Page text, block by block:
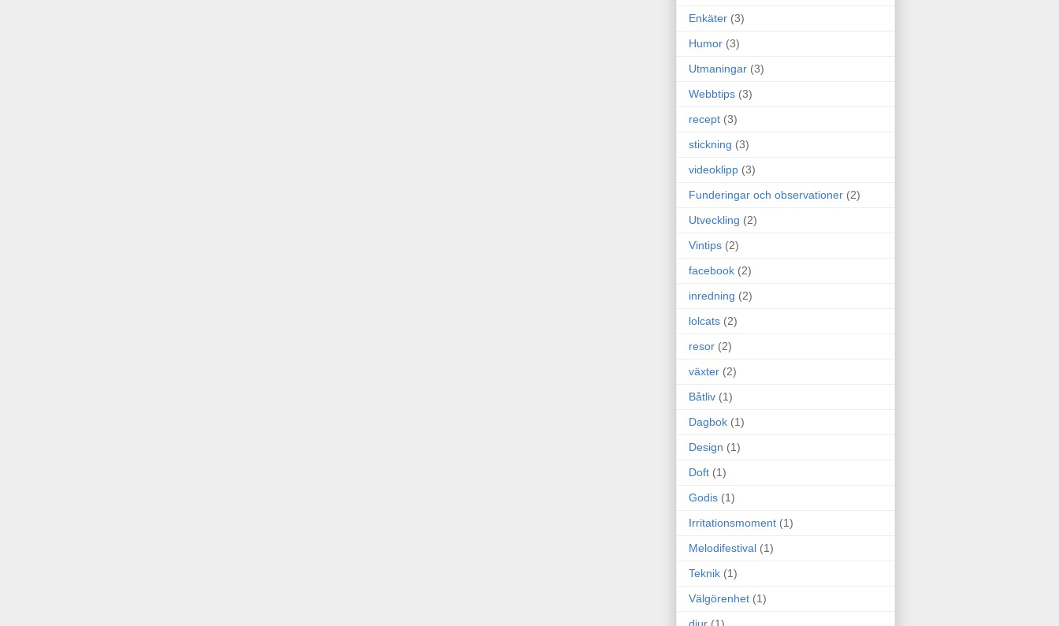
Enkäter (3)
Humor (3)
Utmaningar (3)
Webbtips (3)
recept (3)
stickning (3)
videoklipp (3)
Funderingar och observationer (2)
Utveckling (2)
Vintips (2)
facebook (2)
inredning (2)
lolcats (2)
resor (2)
växter (2)
Båtliv (1)
Dagbok (1)
Design (1)
Doft (1)
Godis (1)
Irritationsmoment (1)
Melodifestival (1)
Teknik (1)
Välgörenhet (1)